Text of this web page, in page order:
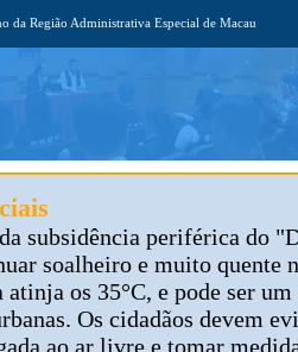
da Região Administrativa Especial de Macau
subsidência periférica do
soalheiro e muito quente
os 35°C, e pode ser
Os cidadãos devem
ao ar livre e tomar